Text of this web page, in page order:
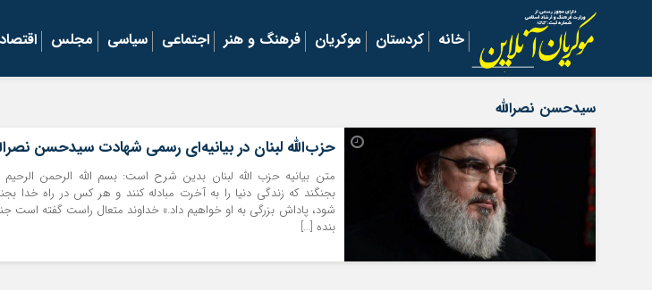
خانه کردستان موکریان فرهنگ و هنر اجتماعی سیاسی مجلس اقتصاد
سیدحسن نصرالله
حزب‌الله لبنان در بیانیه‌ای رسمی شهادت سیدحسن
متن بیانیه حزب الله لبنان بدین شرح است: بسم الله الرحمن
بجنگند که زندگی دنیا را به آخرت مبادله کنند و هر کس در راه خدا
شود، پاداش بزرگی به او خواهیم داد.» خداوند متعال راست گفته است
بنده […]